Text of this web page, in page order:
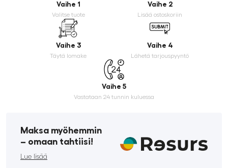
Vaihe 1
Valitse tuote
Vaihe 2
Lisää ostoskoriin
Vaihe 3
Täytä lomake
Vaihe 4
Lähetä tarjouspyyntö
Vaihe 5
Vastataan 24 tunnin kuluessa
Maksa myöhemmin
­– omaan tahtiisi!
Lue lisää